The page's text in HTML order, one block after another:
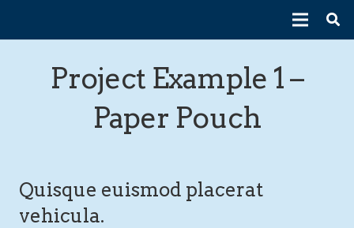
Project Example 1 –
Paper Pouch
Quisque euismod placerat
vehicula.